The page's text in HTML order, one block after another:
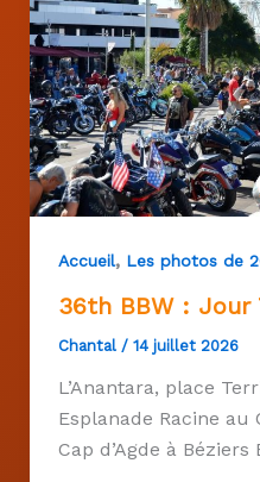
Accueil, Les photos de
36th BBW : Jour
Chantal / 14 juillet 2026
L’Anantara, place
Esplanade Racine au
Cap d’Agde à